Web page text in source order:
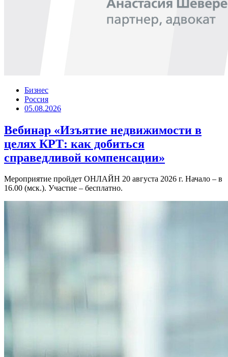
Бизнес
Россия
05.08.2026
Вебинар «Изъятие недвижимости в
целях КРТ: как добиться
справедливой компенсации»
Мероприятие пройдет ОНЛАЙН 20 августа 2026 г. Начало – в
16.00 (мск.). Участие – бесплатно.